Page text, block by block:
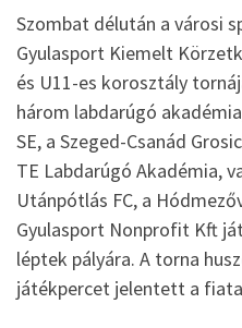
Szombat délután a városi
Gyulasport Kiemelt
és U11-es korosztály
három labdarúgó
SE, a Szeged-Csanád
TE Labdarúgó Akadémia,
Utánpótlás FC, a
Gyulasport Nonprofit Kft
léptek pályára. A torna
játékpercet jelentett a